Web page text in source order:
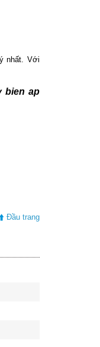
nhất. Với
bien ap
Đầu trang